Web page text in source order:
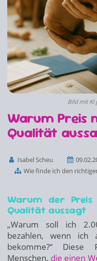
Bild mit KI
Warum Preis
Qualität
Isabel Scheu
Wie finde ich den
Warum der
Qualität aussagt
„Warum soll ich
bezahlen, wenn
bekomme?“
Menschen, die einen